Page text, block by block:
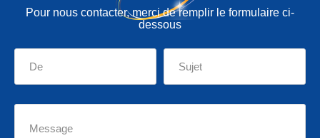
Pour nous contacter, merci de remplir le formulaire ci-
dessous